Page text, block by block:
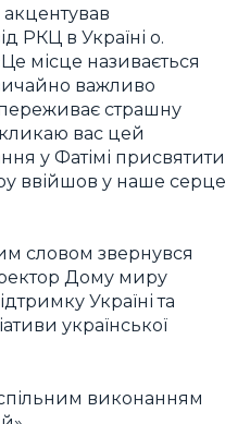
РКЦ в Україні о.
місце називається
важливо
страшну
вас цей
у Фатімі присвятити
ввійшов у наше серце
словом звернувся
Дому миру
Україні та
української
виконанням